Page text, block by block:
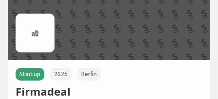
Startup 2025 Berlin
Firmadeal